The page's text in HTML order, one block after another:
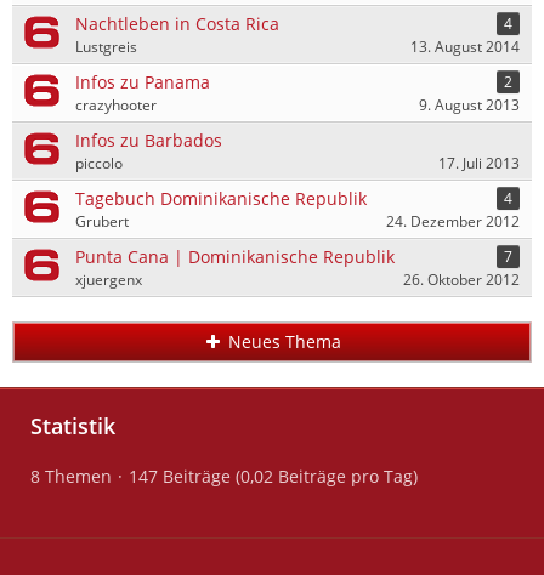
Nachtleben in Costa Rica
4
Lustgreis
13. August 2014
Infos zu Panama
2
crazyhooter
9. August 2013
Infos zu Barbados
piccolo 17. Juli 2013
Tagebuch Dominikanische Republik
4
Grubert
24. Dezember 2012
Punta Cana | Dominikanische Republik
7
xjuergenx
26. Oktober 2012
Neues Thema
Statistik
8 Themen 147 Beiträge (0,02 Beiträge pro Tag)